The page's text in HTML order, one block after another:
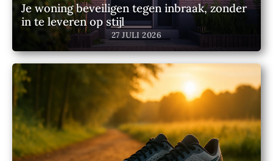
Je woning beveiligen tegen inbraak, zonder
in te leveren op stijl
27 JULI 2026